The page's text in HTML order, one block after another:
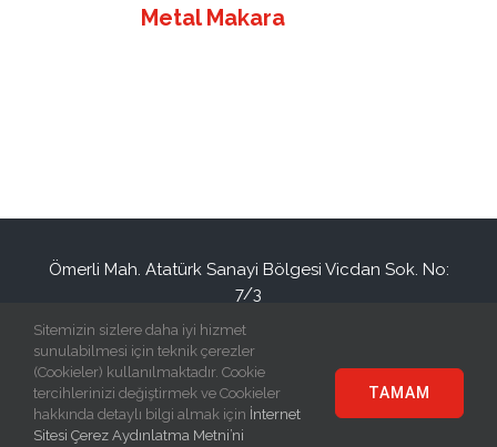
Metal Makara
Ömerli Mah. Atatürk Sanayi Bölgesi Vicdan Sok. No:
7/3
+90(212) 886 94 34
© Copyright2026 | Eraplast Elektrik San. ve Tic. A.Ş | All Rights
Sitemizin sizlere daha iyi hizmet
sunulabilmesi için teknik çerezler
(Cookieler) kullanılmaktadır. Cookie
tercihlerinizi değiştirmek ve Cookieler
hakkında detaylı bilgi almak için İnternet
Sitesi Çerez Aydınlatma Metni’ni
TAMAM